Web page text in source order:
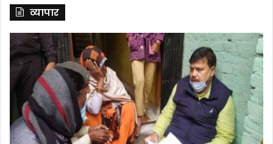
व्यापार